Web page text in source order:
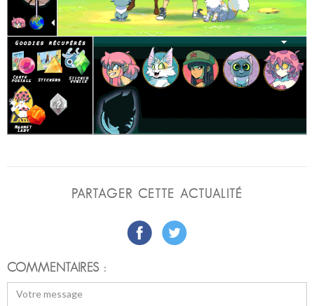
PARTAGER CETTE ACTUALITÉ
COMMENTAIRES :